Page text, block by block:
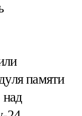
памяти
над